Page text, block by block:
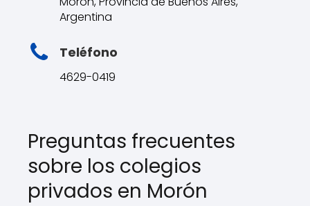
Argentina
Teléfono
4629-0419
Preguntas frecuentes
sobre los colegios
privados en Morón